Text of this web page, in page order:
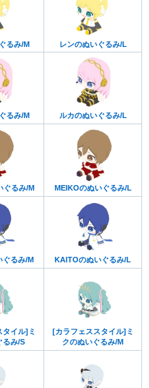
るみ/M レンのぬいぐるみ/L
るみ/M ルカのぬいぐるみ/L
ぐるみ/M MEIKOのぬいぐるみ/L
ぐるみ/M KAITOのぬいぐるみ/L
タイル]ミ
るみ/S
[カラフェススタイル]ミ
クのぬいぐるみ/M